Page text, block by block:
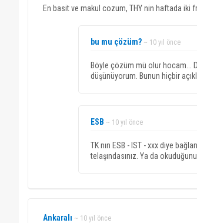
En basit ve makul cozum, THY nin haftada iki
bu mu çözüm? ~ 10 yıl önce
Böyle çözüm mü olur hocam...
düşünüyorum. Bunun hiçbir
ESB ~ 10 yıl önce
TK nın ESB - IST - xxx diye
telaşındasınız. Ya da
Ankaralı ~ 10 yıl önce